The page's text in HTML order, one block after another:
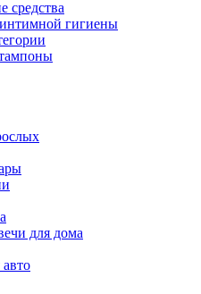
средства
гигиены
для дома